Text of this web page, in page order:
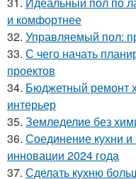
и комфортнее
32. Управляемый пол:
33. С чего начать
проектов
34. Бюджетный ремонт
интерьер
35. Земледелие без
36. Соединение кухни и
инновации 2024 года
37. Сделать кухню